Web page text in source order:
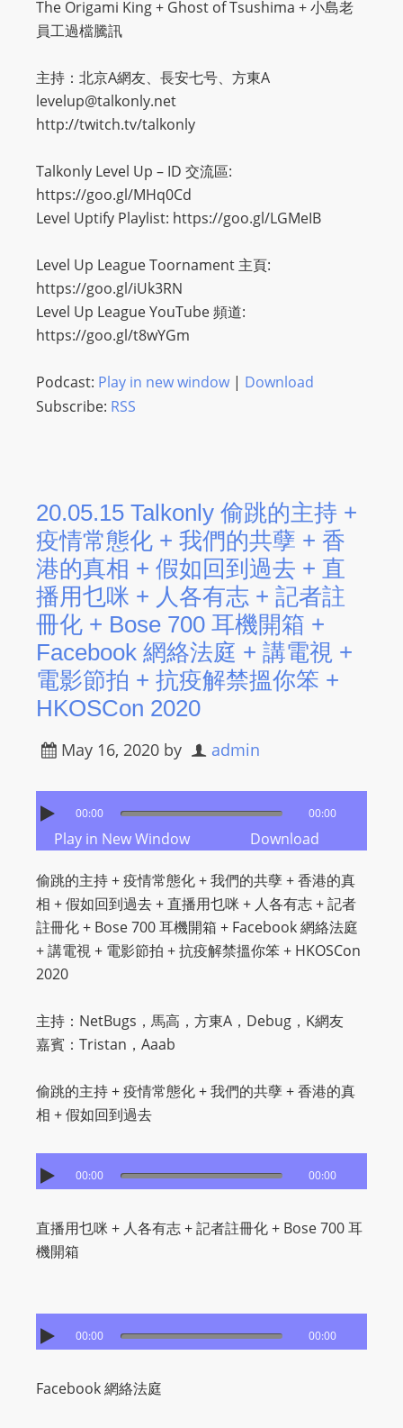
The Origami King + Ghost of Tsushima + 小島老
員工過檔騰訊
主持：北京A網友、長安七号、方東A
levelup@talkonly.net
http://twitch.tv/talkonly
Talkonly Level Up – ID 交流區:
https://goo.gl/MHq0Cd
Level Uptify Playlist: https://goo.gl/LGMeIB
Level Up League Toornament 主頁:
https://goo.gl/iUk3RN
Level Up League YouTube 頻道:
https://goo.gl/t8wYGm
Podcast: Play in new window| Download
Subscribe: RSS
20.05.15 Talkonly 偷跳的主持 +
疫情常態化 + 我們的共孽 + 香
港的真相 + 假如回到過去 + 直
播用乜咪 + 人各有志 + 記者註
冊化 + Bose 700 耳機開箱 +
Facebook 網絡法庭 + 講電視 +
電影節拍 + 抗疫解禁搵你笨 +
HKOSCon 2020
May 16, 2020 by admin
00:00 00:00
Play in New Window Download
偷跳的主持 + 疫情常態化 + 我們的共孽 + 香港的真
相 + 假如回到過去 + 直播用乜咪 + 人各有志 + 記者
註冊化 + Bose 700 耳機開箱 + Facebook 網絡法庭
+ 講電視 + 電影節拍 + 抗疫解禁搵你笨 + HKOSCon
2020
主持：NetBugs，馬高，方東A，Debug，K網友
嘉賓：Tristan，Aaab
偷跳的主持 + 疫情常態化 + 我們的共孽 + 香港的真
相 + 假如回到過去
00:00 00:00
直播用乜咪 + 人各有志 + 記者註冊化 + Bose 700 耳
機開箱
00:00 00:00
Facebook 網絡法庭